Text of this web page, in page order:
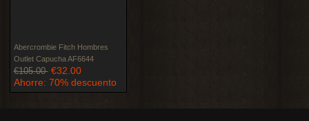
Abercrombie Fitch Hombres
Outlet Capucha AF6644
€105.00 €32.00
Ahorre: 70% descuento